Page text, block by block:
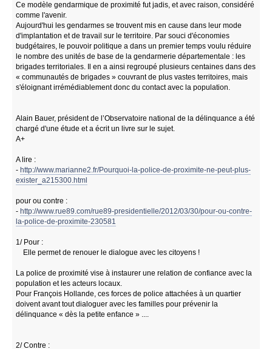
Ce modèle gendarmique de proximité fut jadis, et avec raison, considéré
comme l'avenir.
Aujourd'hui les gendarmes se trouvent mis en cause dans leur mode
d'implantation et de travail sur le territoire. Par souci d'économies
budgétaires, le pouvoir politique a dans un premier temps voulu réduire
le nombre des unités de base de la gendarmerie départementale : les
brigades territoriales. Il en a ainsi regroupé plusieurs centaines dans des
« communautés de brigades » couvrant de plus vastes territoires, mais
s'éloignant irrémédiablement donc du contact avec la population.
Alain Bauer, président de l’Observatoire national de la délinquance a été
chargé d'une étude et a écrit un livre sur le sujet.
A+
A lire :
- http://www.marianne2.fr/Pourquoi-la-police-de-proximite-ne-peut-plus-
exister_a215300.html
pour ou contre :
- http://www.rue89.com/rue89-presidentielle/2012/03/30/pour-ou-contre-
la-police-de-proximite-230581
1/ Pour :
Elle permet de renouer le dialogue avec les citoyens !
La police de proximité vise à instaurer une relation de confiance avec la
population et les acteurs locaux.
Pour François Hollande, ces forces de police attachées à un quartier
doivent avant tout dialoguer avec les familles pour prévenir la
délinquance « dès la petite enfance » ....
2/ Contre :